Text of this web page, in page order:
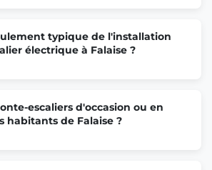
typique de l'installation
électrique à Falaise ?
escaliers d'occasion ou en
habitants de Falaise ?